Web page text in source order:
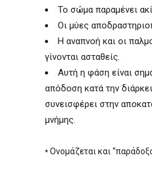
Το σώμα παραμένει
Οι μύες
Η αναπνοή και οι
γίνονται ασταθείς.
Αυτή η φάση είναι
απόδοση κατά την
συνεισφέρει στην
μνήμης.
* Ονομάζεται και